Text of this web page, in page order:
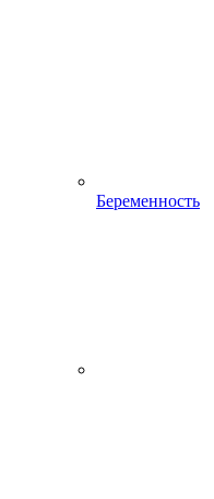
Беременность